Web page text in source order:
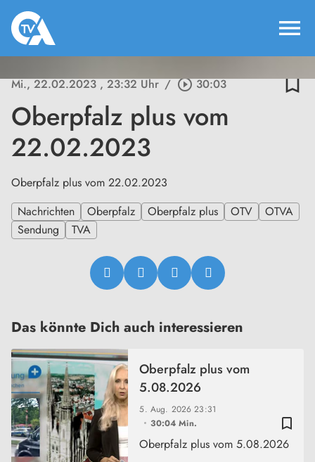
menu
Mi., 22.02.2023, 23:32 Uhr / play_circle_outline30:03 bookmark_border
Oberpfalz plus vom
22.02.2023
Oberpfalz plus vom 22.02.2023
Nachrichten
Oberpfalz Oberpfalz plus OTV
OTVA
Sendung
TVA
Das könnte Dich auch interessieren
bookmark_border
5. Aug. 202623:31
30:04 Min.
Oberpfalz plus vom
5.08.2026
Oberpfalz plus vom 5.08.2026